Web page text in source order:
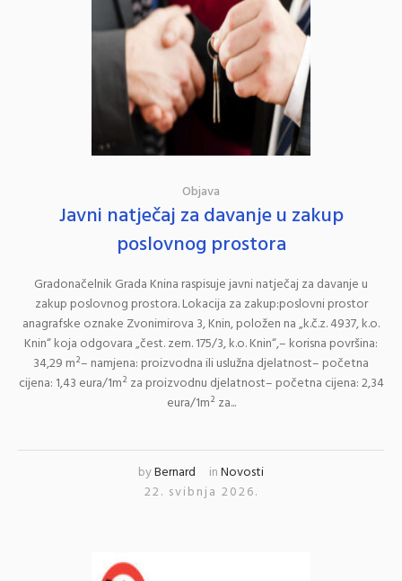
Objava
Javni natječaj za davanje u zakup
poslovnog prostora
Gradonačelnik Grada Knina raspisuje javni natječaj za davanje u
zakup poslovnog prostora. Lokacija za zakup:poslovni prostor
anagrafske oznake Zvonimirova 3, Knin, položen na „k.č.z. 4937, k.o.
Knin“ koja odgovara „čest. zem. 175/3, k.o. Knin“,– korisna površina:
34,29 m²– namjena: proizvodna ili uslužna djelatnost– početna
cijena: 1,43 eura/1m² za proizvodnu djelatnost– početna cijena: 2,34
eura/1m² za...
byBernard inNovosti
22. svibnja 2026.